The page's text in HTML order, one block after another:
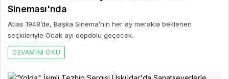
Sineması'nda
Atlas 1948’de, Başka Sinema’nın her ay merakla beklenen
seçkileriyle Ocak ayı dopdolu geçecek.
DEVAMINI OKU